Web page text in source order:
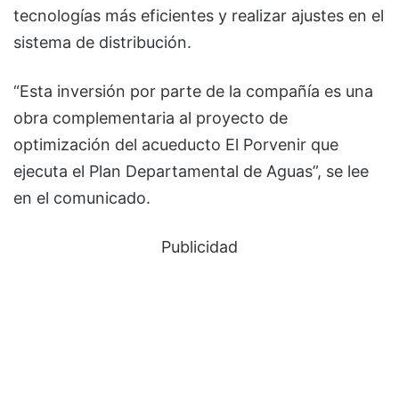
tecnologías más eficientes y realizar ajustes en el
sistema de distribución.
“Esta inversión por parte de la compañía es una
obra complementaria al proyecto de
optimización del acueducto El Porvenir que
ejecuta el Plan Departamental de Aguas”, se lee
en el comunicado.
Publicidad